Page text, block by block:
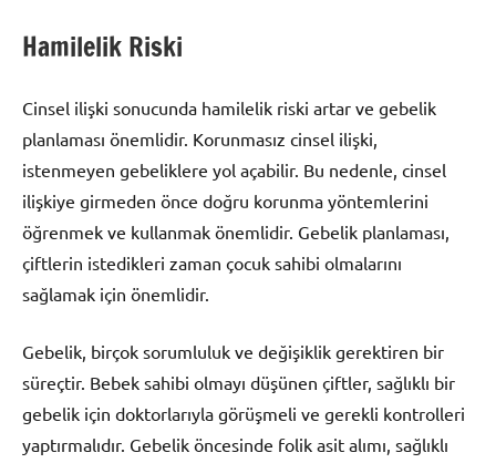
Hamilelik Riski
Cinsel ilişki sonucunda hamilelik riski artar ve gebelik
planlaması önemlidir. Korunmasız cinsel ilişki,
istenmeyen gebeliklere yol açabilir. Bu nedenle, cinsel
ilişkiye girmeden önce doğru korunma yöntemlerini
öğrenmek ve kullanmak önemlidir. Gebelik planlaması,
çiftlerin istedikleri zaman çocuk sahibi olmalarını
sağlamak için önemlidir.
Gebelik, birçok sorumluluk ve değişiklik gerektiren bir
süreçtir. Bebek sahibi olmayı düşünen çiftler, sağlıklı bir
gebelik için doktorlarıyla görüşmeli ve gerekli kontrolleri
yaptırmalıdır. Gebelik öncesinde folik asit alımı, sağlıklı